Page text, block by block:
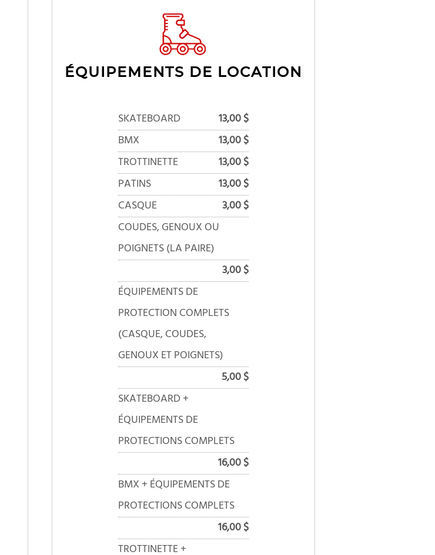
ÉQUIPEMENTS DE LOCATION
SKATEBOARD
13,00 $
BMX
13,00 $
TROTTINETTE
13,00 $
PATINS
13,00 $
CASQUE
3,00 $
COUDES, GENOUX OU
POIGNETS (LA PAIRE)
3,00 $
ÉQUIPEMENTS DE
PROTECTION COMPLETS
(CASQUE, COUDES,
GENOUX ET POIGNETS)
5,00 $
SKATEBOARD +
ÉQUIPEMENTS DE
PROTECTIONS COMPLETS
16,00 $
BMX + ÉQUIPEMENTS DE
PROTECTIONS COMPLETS
16,00 $
TROTTINETTE +